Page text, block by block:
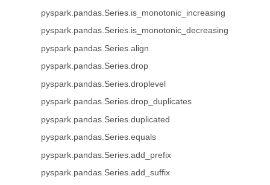
pyspark.pandas.Series.is_monotonic_increasing
pyspark.pandas.Series.is_monotonic_decreasing
pyspark.pandas.Series.align
pyspark.pandas.Series.drop
pyspark.pandas.Series.droplevel
pyspark.pandas.Series.drop_duplicates
pyspark.pandas.Series.duplicated
pyspark.pandas.Series.equals
pyspark.pandas.Series.add_prefix
pyspark.pandas.Series.add_suffix